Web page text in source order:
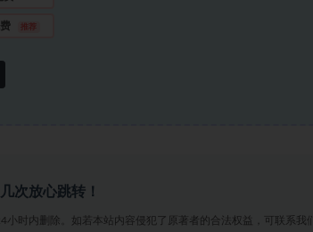
推荐
次放心跳转！
时内删除。如若本站内容侵犯了原著者的合法权益，可联系我们